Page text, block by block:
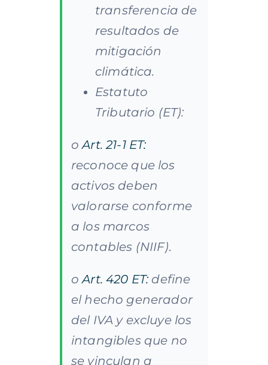
transferencia de
resultados de
mitigación
climática.
Estatuto
Tributario (ET):
o Art. 21-1 ET:
reconoce que los
activos deben
valorarse conforme
a los marcos
contables (NIIF).
oArt. 420 ET: define
el hecho generador
del IVA y excluye los
intangibles que no
se vinculan a